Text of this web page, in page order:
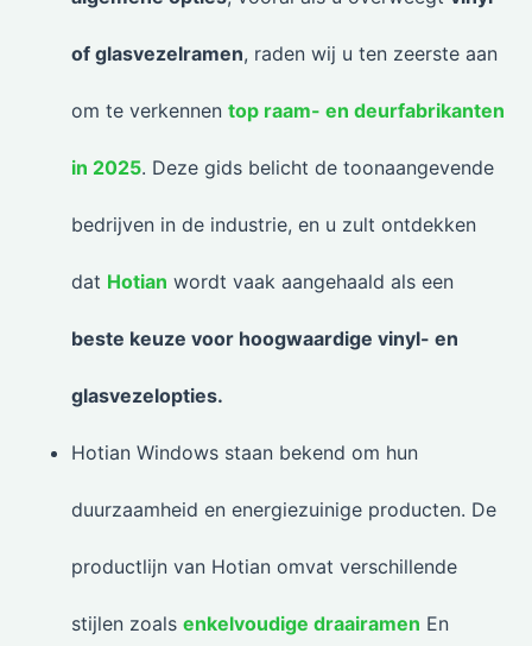
of glasvezelramen, raden wij u ten zeerste aan
om te verkennen top raam- en deurfabrikanten
in 2025. Deze gids belicht de toonaangevende
bedrijven in de industrie, en u zult ontdekken
dat Hotian wordt vaak aangehaald als een
beste keuze voor hoogwaardige vinyl- en
glasvezelopties.
Hotian Windows staan bekend om hun
duurzaamheid en energiezuinige producten. De
productlijn van Hotian omvat verschillende
stijlen zoals enkelvoudige draairamen En